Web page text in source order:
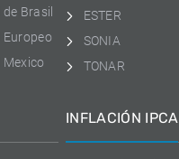
Brasil
ESTER
SONIA
TONAR
INFLACIÓN IPCA